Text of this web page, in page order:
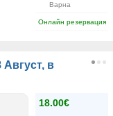
Варна
Онлайн резервация
в
18.00€